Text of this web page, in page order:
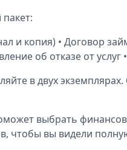
и копия) • Договор
об отказе от
в двух
выбрать
чтобы вы видели